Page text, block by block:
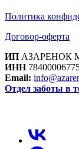
Политика
Договор-оферта
ИП АЗАРЕНОК
ИНН
Email:
Отдел заботы в